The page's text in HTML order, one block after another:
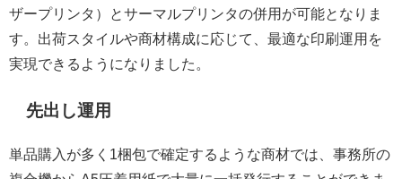
ザープリンタ）とサーマルプリンタの併用が可能となりま
す。出荷スタイルや商材構成に応じて、最適な印刷運用を
実現できるようになりました。
先出し運用
単品購入が多く1梱包で確定するような商材では、事務所の